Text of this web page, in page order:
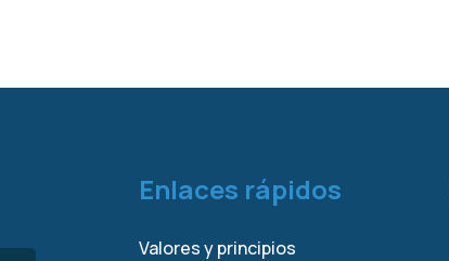
Enlaces rápidos
Valores y principios